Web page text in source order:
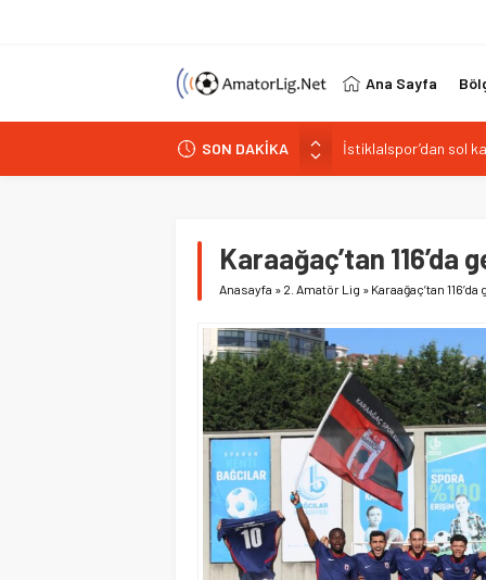
Ana Sayfa
SON DAKİKA
Paşabahçespor’da
İstanbul Gençlerbirliği
Kuzeyin Kaplanları
Karaağaç’tan 116’da
Anasayfa » 2. Amatör Lig » Karaağaç’tan